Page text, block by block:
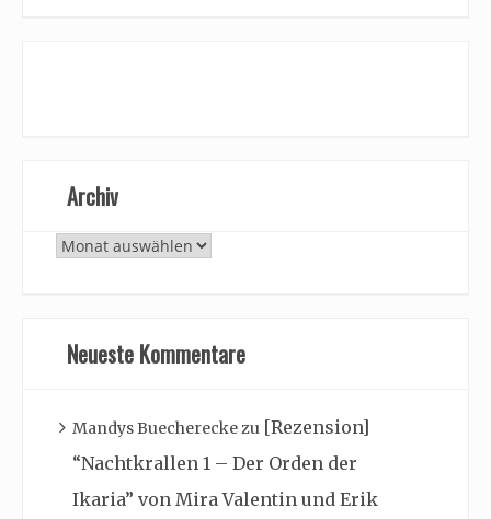
Archiv
Archiv
Neueste Kommentare
Mandys Buechereckezu [Rezension]
“Nachtkrallen 1 – Der Orden der
Ikaria” von Mira Valentin und Erik